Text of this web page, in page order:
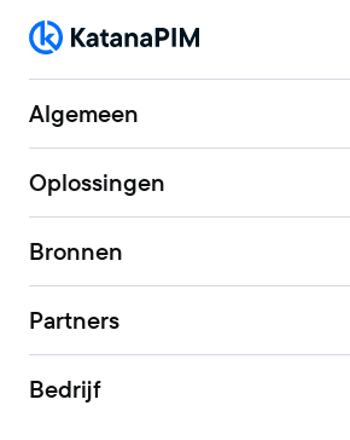
Algemeen
Oplossingen
Bronnen
Partners
Bedrijf